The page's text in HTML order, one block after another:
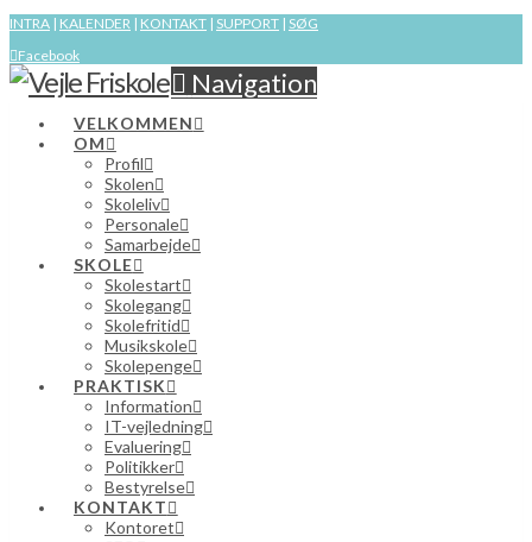
INTRA | KALENDER | KONTAKT | SUPPORT | SØG
Facebook
Navigation
VELKOMMEN
OM
Profil
Skolen
Skoleliv
Personale
Samarbejde
SKOLE
Skolestart
Skolegang
Skolefritid
Musikskole
Skolepenge
PRAKTISK
Information
IT-vejledning
Evaluering
Politikker
Bestyrelse
KONTAKT
Kontoret